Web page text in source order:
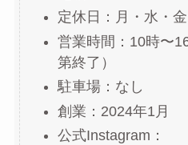
定休日：月・水・
営業時間：10時〜
第終了）
駐車場：なし
創業：2024年1月
公式Instagram：